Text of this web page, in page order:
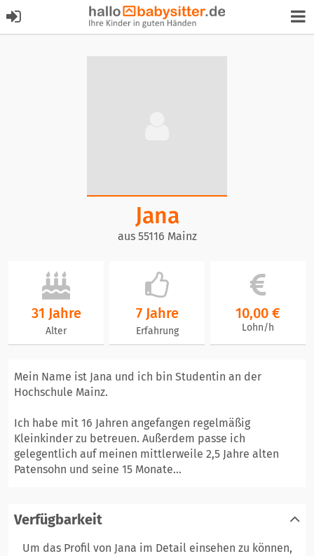
Jana
aus 55116 Mainz
31 Jahre
Alter
7 Jahre
Erfahrung
10,00 €
Lohn/h
Mein Name ist Jana und ich bin Studentin an der
Hochschule Mainz.
Ich habe mit 16 Jahren angefangen regelmäßig
Kleinkinder zu betreuen. Außerdem passe ich
gelegentlich auf meinen mittlerweile 2,5 Jahre alten
Patensohn und seine 15 Monate...
Verfügbarkeit
Um das Profil von Jana im Detail einsehen zu können,